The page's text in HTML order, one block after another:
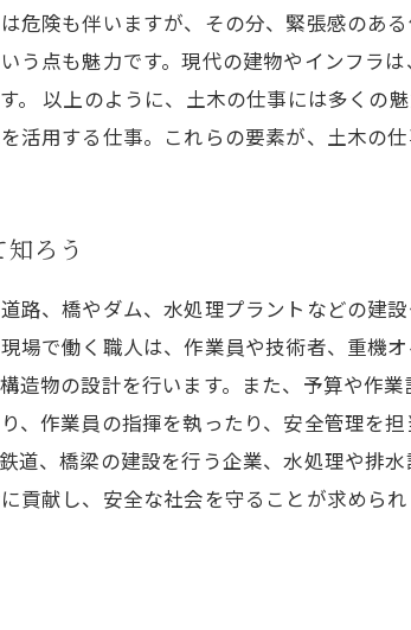
危険も伴いますが、その分、緊張感のあ
う点も魅力です。現代の建物やインフラ
。 以上のように、土木の仕事には多くの
活用する仕事。これらの要素が、土木の
ろう
路、橋やダム、水処理プラントなどの建
場で働く職人は、作業員や技術者、重機
造物の設計を行います。また、予算や作
、作業員の指揮を執ったり、安全管理を
道、橋梁の建設を行う企業、水処理や排
貢献し、安全な社会を守ることが求めら